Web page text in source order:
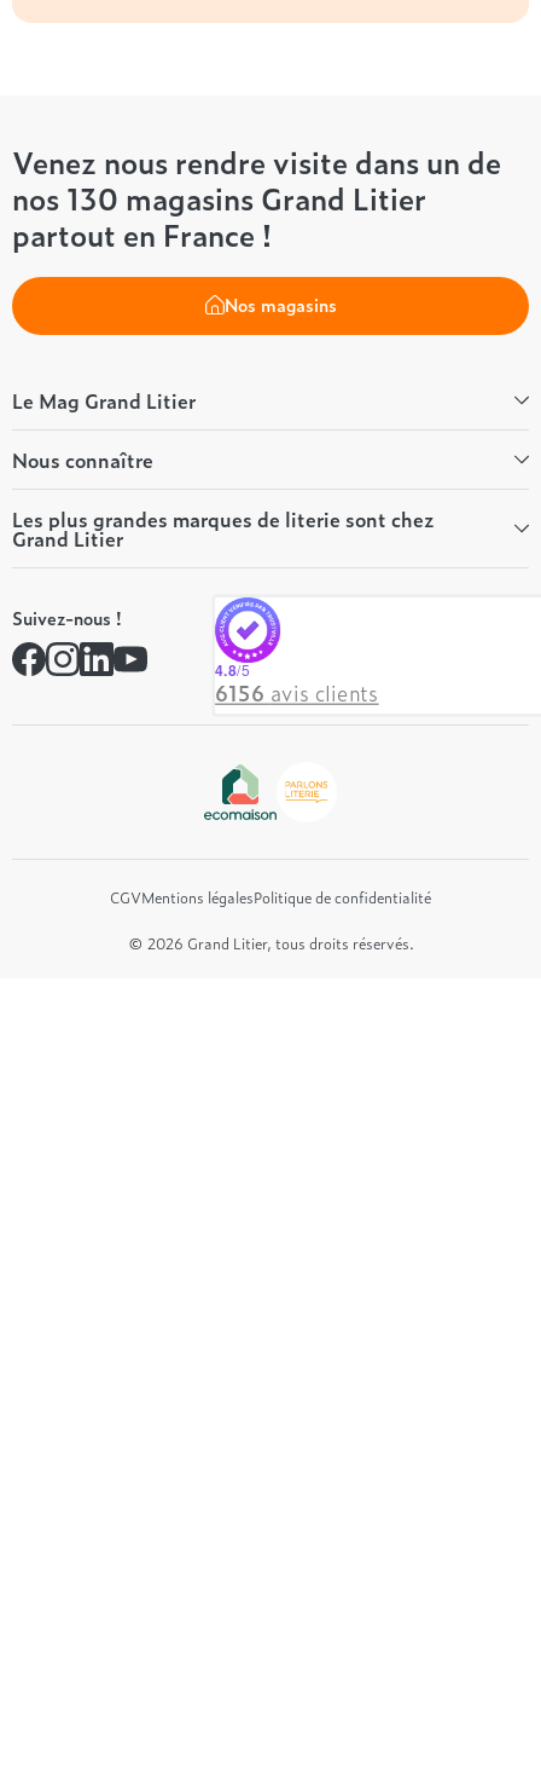
Venez nous rendre visite dans un de
nos 130 magasins Grand Litier
partout en France !
Nos magasins
Le Mag Grand Litier
Bien-être
Conseils literie
Tous les articles du Mag
Tous nos guides
Nous connaître
Qui sommes-nous ?
Nos valeurs
Nos engagements
Rejoindre notre réseau
Contactez-nous
Les plus grandes marques de literie sont chez
Grand Litier
André Renault
Simmons
Hôtel & Lodge
Suivez-nous !
4.8/5
6156 avis clients
CGVMentions légalesPolitique de confidentialité
© 2026 Grand Litier, tous droits réservés.